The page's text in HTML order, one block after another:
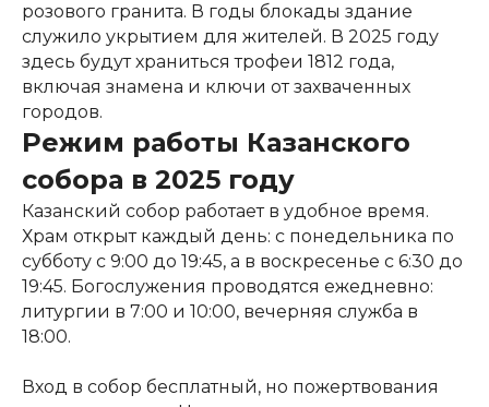
розового гранита. В годы блокады здание
служило укрытием для жителей. В 2025 году
здесь будут храниться трофеи 1812 года,
включая знамена и ключи от захваченных
городов.
Режим работы Казанского
собора в 2025 году
Казанский собор работает в удобное время.
Храм открыт каждый день: с понедельника по
субботу с 9:00 до 19:45, а в воскресенье с 6:30 до
19:45. Богослужения проводятся ежедневно:
литургии в 7:00 и 10:00, вечерняя служба в
18:00.
Вход в собор бесплатный, но пожертвования